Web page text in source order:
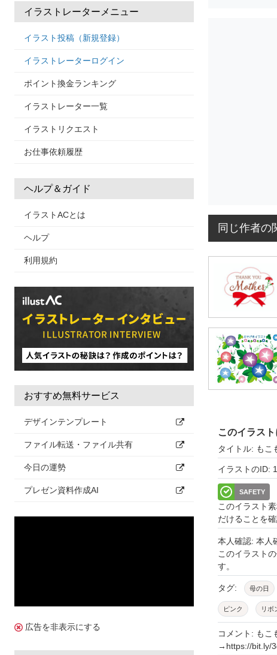
イラストレーターメニュー
イラスト投稿（新規登録）
イラストレーターログイン
ポイント換金ランキング
イラストレーター一覧
イラストリクエスト
お仕事依頼履歴
ヘルプ＆ガイド
イラストACとは
ヘルプ
利用規約
おすすめ無料サービス
デザインテンプレート
ファイル転送・ファイル共有
今日の運勢
プレゼン資料作成AI
広告を非表示にする
同じ作者の
このイラス
タイトル: もこ
イラストのID:
SAFETY
このイラスト
だけることを
本人確認: 本人
このイラスト
す。
タグ: 母の日
ピンク リボ
花束 ブーケ
飾り 装飾
コメント: も
→https://bit.ly/